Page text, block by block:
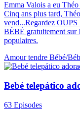
Emma Valois a eu
Cinq ans plus tard,
vend...Regardez
BÉBÉ gratuitement sur
populaires.
Amour tendre Bébé/
Bebé telepático
63 Episodes